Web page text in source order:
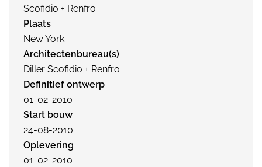
Scofidio + Renfro
Plaats
New York
Architectenbureau(s)
Diller Scofidio + Renfro
Definitief ontwerp
01-02-2010
Start bouw
24-08-2010
Oplevering
01-02-2010